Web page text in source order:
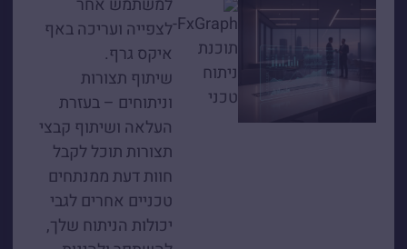
למשתמש אחר
לצפייה ועריכה באף
איקס גרף.
שיתוף תצורות
וניתוחים – בעזרת
העלאה ושיתוף קבצי
תצורות תוכל לקבל
חוות דעת ממנתחים
טכניים אחרים לגבי
יכולות הניתוח שלך,